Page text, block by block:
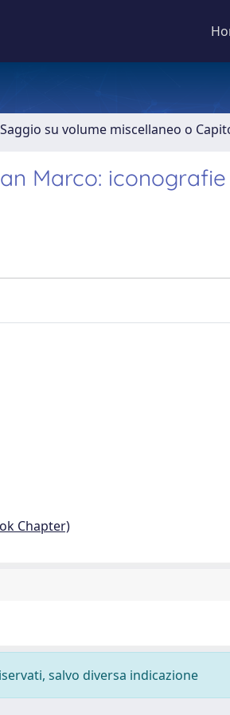
su volume miscellaneo o
Marco: iconografie
Chapter)
salvo diversa indicazione